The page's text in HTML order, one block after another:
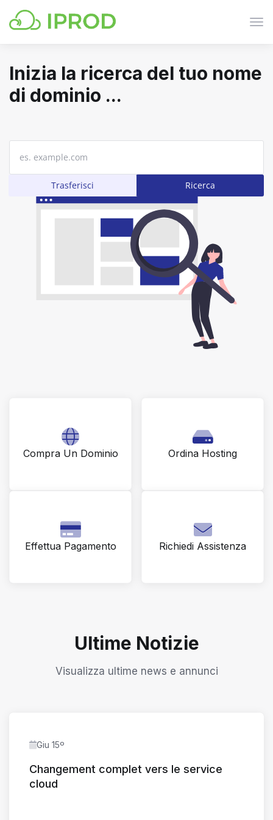
Inizia la ricerca del tuo nome
di dominio ...
Compra Un Dominio Ordina Hosting
Effettua Pagamento Richiedi Assistenza
Ultime Notizie
Visualizza ultime news e annunci
Giu 15º
Changement complet vers le service
cloud